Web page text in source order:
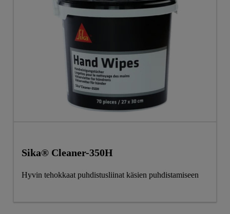
Sika® Cleaner-350H
Hyvin tehokkaat puhdistusliinat käsien puhdistamiseen